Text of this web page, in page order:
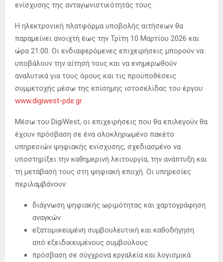
ενίσχυσης της ανταγωνιστικότητάς τους.
Η ηλεκτρονική πλατφόρμα υποβολής αιτήσεων θα
παραμείνει ανοιχτή έως την Τρίτη 10 Μαρτίου 2026 και
ώρα 21:00. Οι ενδιαφερόμενες επιχειρήσεις μπορούν να
υποβάλουν την αίτησή τους και να ενημερωθούν
αναλυτικά για τους όρους και τις προϋποθέσεις
συμμετοχής μέσω της επίσημης ιστοσελίδας του έργου:
www.digiwest-pde.gr
Μέσω του DigiWest, οι επιχειρήσεις που θα επιλεγούν θα
έχουν πρόσβαση σε ένα ολοκληρωμένο πακέτο
υπηρεσιών ψηφιακής ενίσχυσης, σχεδιασμένο να
υποστηρίξει την καθημερινή λειτουργία, την ανάπτυξη και
τη μετάβασή τους στη ψηφιακή εποχή. Οι υπηρεσίες
περιλαμβάνουν:
διάγνωση ψηφιακής ωριμότητας και χαρτογράφηση
αναγκών
εξατομικευμένη συμβουλευτική και καθοδήγηση
από εξειδικευμένους συμβούλους
πρόσβαση σε σύγχρονα εργαλεία και λογισμικά